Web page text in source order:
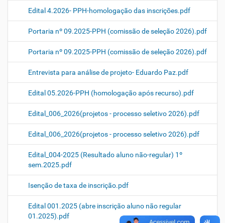
Edital 4.2026- PPH-homologação das inscrições.pdf
Portaria nº 09.2025-PPH (comissão de seleção 2026).pdf
Portaria nº 09.2025-PPH (comissão de seleção 2026).pdf
Entrevista para análise de projeto- Eduardo Paz.pdf
Edital 05.2026-PPH (homologação após recurso).pdf
Edital_006_2026(projetos - processo seletivo 2026).pdf
Edital_006_2026(projetos - processo seletivo 2026).pdf
Edital_004-2025 (Resultado aluno não-regular) 1º
sem.2025.pdf
Isenção de taxa de inscrição.pdf
Edital 001.2025 (abre inscrição aluno não regular
01.2025).pdf